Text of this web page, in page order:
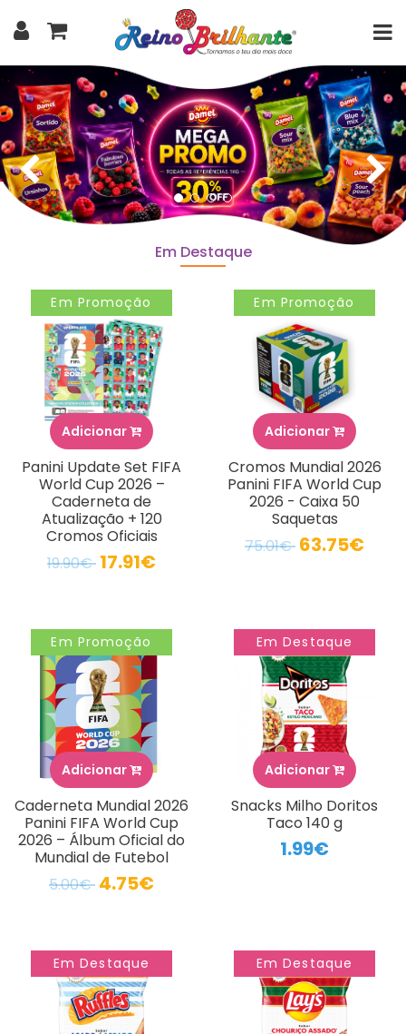
Em Destaque
Em Promoção
Adicionar
Panini Update Set FIFA
World Cup 2026 –
Caderneta de
Atualização + 120
Cromos Oficiais
19.90€ 17.91€
Em Promoção
Adicionar
Cromos Mundial 2026
Panini FIFA World Cup
2026 - Caixa 50
Saquetas
75.01€ 63.75€
Em Promoção
Adicionar
Caderneta Mundial 2026
Panini FIFA World Cup
2026 – Álbum Oficial do
Mundial de Futebol
5.00€ 4.75€
Em Destaque
Adicionar
Snacks Milho Doritos
Taco 140 g
1.99€
Em Destaque Em Destaque